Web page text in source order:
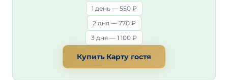
1 день — 550 ₽
2 дня — 770 ₽
3 дня — 1 100 ₽
Купить Карту гостя